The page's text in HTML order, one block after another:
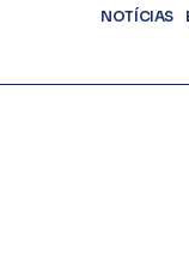
NOTÍCIAS